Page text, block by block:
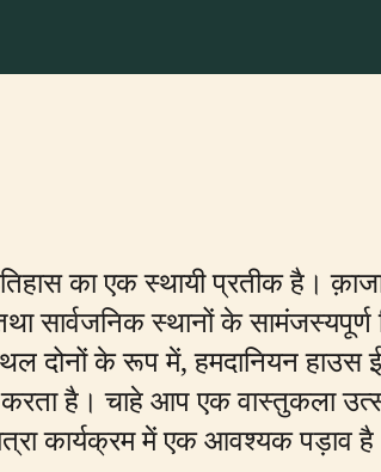
का एक स्थायी प्रतीक है।
सार्वजनिक स्थानों के सामंजस्यपूर्ण
दोनों के रूप में, हमदानियन हाउस
है। चाहे आप एक वास्तुकला
कार्यक्रम में एक आवश्यक पड़ाव